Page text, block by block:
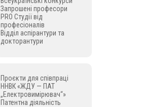
Запрошені професори
PRO Студії від
професіоналів
Відділ аспірантури та
докторантури
Проєкти для співпраці
ННВК «ЖДУ — ПАТ
„Електровимірювач“»
Патентна діяльність